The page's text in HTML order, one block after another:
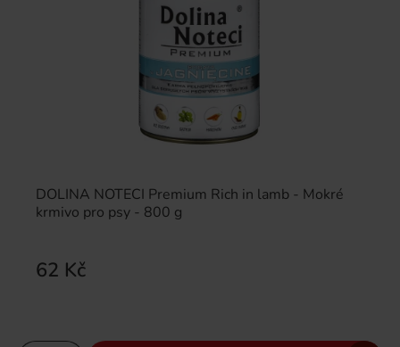
DOLINA NOTECI Premium Rich in lamb - Mokré
krmivo pro psy - 800 g
62 Kč